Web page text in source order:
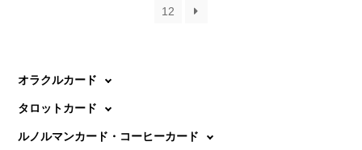
12
オラクルカード
タロットカード
ルノルマンカード・コーヒーカード